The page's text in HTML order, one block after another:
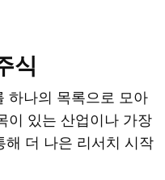
식
하나의 목록으로 모아
이 있는 산업이나 가장
해 더 나은 리서치 시작